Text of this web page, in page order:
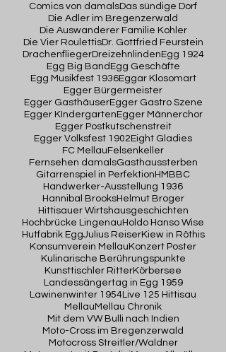
Comics von damalsDas sündige Dorf
Die Adler im Bregenzerwald
Die Auswanderer Familie Kohler
Die Vier RoulettisDr. Gottfried Feurstein
DrachenfliegerDreizehnlinden Egg 1924
Egg Big Band Egg Geschäfte
Egg Musikfest 1936Eggar Klosomart
Egger Bürgermeister
Egger GasthäuserEgger Gastro Szene
Egger KIndergarten Egger Männerchor
Egger Postkutschenstreit
Egger Volksfest 1902 Eight Gladies
FC Mellau Felsenkeller
Fernsehen damalsGasthaussterben
Gitarrenspiel in Perfektion HMBBC
Handwerker-Ausstellung 1936
Hannibal BrooksHelmut Broger
Hittisauer Wirtshausgeschichten
Hochbrücke Lingenau Holdo Hanso Wise
Hutfabrik EggJulius ReiserKiew in Röthis
Konsumverein Mellau Konzert Poster
Kulinarische Berührungspunkte
Kunsttischler RitterKörbersee
Landessängertag in Egg 1959
Lawinenwinter 1954Live 125 Hittisau
Mellau Mellau Chronik
Mit dem VW Bulli nach Indien
Moto-Cross im Bregenzerwald
Motocross Streitler/Waldner